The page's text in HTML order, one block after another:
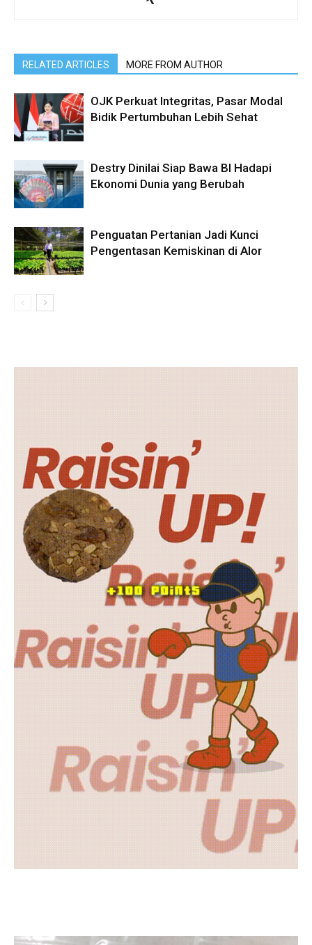
RELATED ARTICLES MORE FROM AUTHOR
OJK Perkuat Integritas, Pasar Modal
Bidik Pertumbuhan Lebih Sehat
Destry Dinilai Siap Bawa BI Hadapi
Ekonomi Dunia yang Berubah
Penguatan Pertanian Jadi Kunci
Pengentasan Kemiskinan di Alor